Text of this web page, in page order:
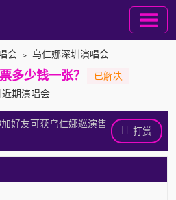
会 ﹥ 乌仁娜深圳演唱会
多少钱一张？
近期演唱会
加好友可获乌仁娜巡演售
打赏